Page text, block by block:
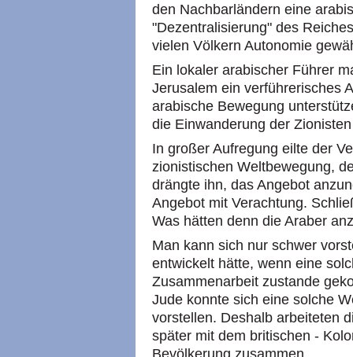
den Nachbarländern eine
"Dezentralisierung" des
vielen Völkern Autonomie
Ein lokaler arabischer Führer
Jerusalem ein verführerisches
arabische Bewegung
die Einwanderung der
In großer Aufregung eilte der
zionistischen Weltbewegung,
drängte ihn, das Angebot
Angebot mit Verachtung.
Was hätten denn die Araber
Man kann sich nur schwer
entwickelt hätte, wenn eine
Zusammenarbeit zustande
Jude konnte sich eine solche
vorstellen. Deshalb arbeiteten
später mit dem britischen -
Bevölkerung zusammen.